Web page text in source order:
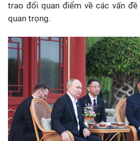
trao đổi quan điểm về các vấn
quan trọng.